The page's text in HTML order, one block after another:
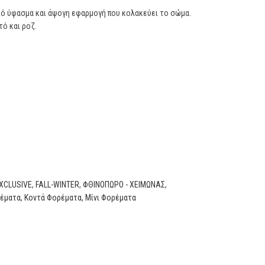
ύφασμα και άψογη εφαρμογή που κολακεύει το σώμα.
και ροζ.
, FALL-WINTER, ΦΘΙΝΟΠΩΡΟ - ΧΕΙΜΩΝΑΣ,
, Κοντά Φορέματα, Μίνι Φορέματα